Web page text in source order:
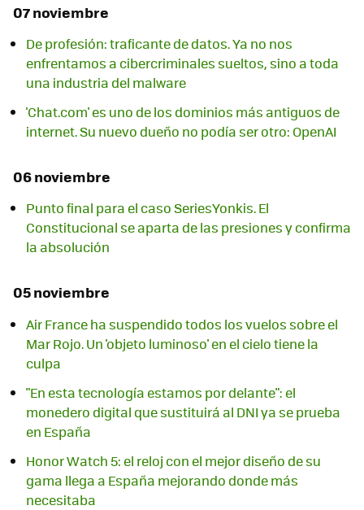
07 noviembre
De profesión: traficante de datos. Ya no nos
enfrentamos a cibercriminales sueltos, sino a toda
una industria del malware
'Chat.com' es uno de los dominios más antiguos de
internet. Su nuevo dueño no podía ser otro: OpenAI
06 noviembre
Punto final para el caso SeriesYonkis. El
Constitucional se aparta de las presiones y confirma
la absolución
05 noviembre
Air France ha suspendido todos los vuelos sobre el
Mar Rojo. Un 'objeto luminoso' en el cielo tiene la
culpa
"En esta tecnología estamos por delante": el
monedero digital que sustituirá al DNI ya se prueba
en España
Honor Watch 5: el reloj con el mejor diseño de su
gama llega a España mejorando donde más
necesitaba